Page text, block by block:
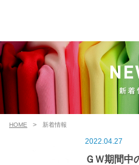
HOME 新着情報
2022.04.27
ＧＷ期間中